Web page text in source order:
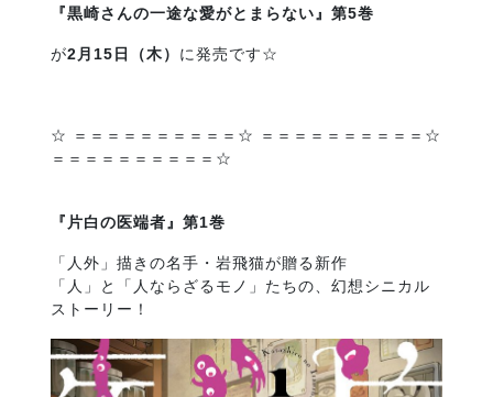
『黒崎さんの一途な愛がとまらない』第5巻
が2月15日（木） に発売です☆
☆ ＝＝＝＝＝＝＝＝＝＝☆ ＝＝＝＝＝＝＝＝＝＝☆
＝＝＝＝＝＝＝＝＝＝☆
『片白の医端者』第1巻
「人外」描きの名手・岩飛猫が贈る新作
「人」と「人ならざるモノ」たちの、幻想シニカル
ストーリー！